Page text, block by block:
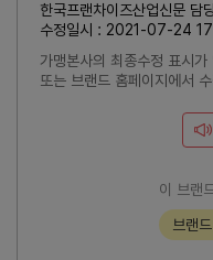
한국프랜차이즈산업신문 담
수정일시 : 2021-07-24
가맹본사의 최종수정 표시
또는 브랜드 홈페이지에서
이 브랜
브랜